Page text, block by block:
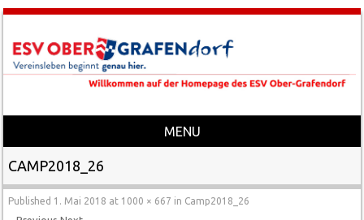
MENU
Skip to content
CAMP2018_26
Published 1. Mai 2018 at 1000 × 667 in Camp2018_26